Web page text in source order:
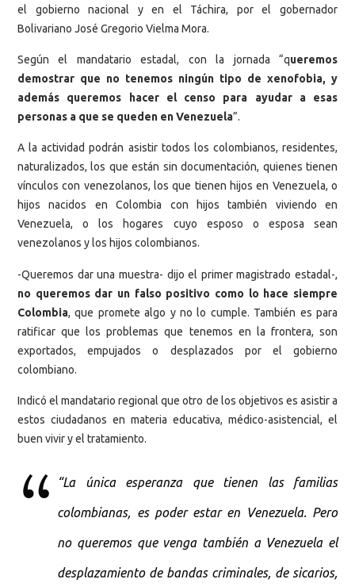
el gobierno nacional y en el Táchira, por el gobernador
Bolivariano José Gregorio Vielma Mora.
Según el mandatario estadal, con la jornada “queremos
demostrar que no tenemos ningún tipo de xenofobia, y
además queremos hacer el censo para ayudar a esas
personas a que se queden en Venezuela”.
A la actividad podrán asistir todos los colombianos, residentes,
naturalizados, los que están sin documentación, quienes tienen
vínculos con venezolanos, los que tienen hijos en Venezuela, o
hijos nacidos en Colombia con hijos también viviendo en
Venezuela, o los hogares cuyo esposo o esposa sean
venezolanos y los hijos colombianos.
-Queremos dar una muestra- dijo el primer magistrado estadal-,
no queremos dar un falso positivo como lo hace siempre
Colombia, que promete algo y no lo cumple. También es para
ratificar que los problemas que tenemos en la frontera, son
exportados, empujados o desplazados por el gobierno
colombiano.
Indicó el mandatario regional que otro de los objetivos es asistir a
estos ciudadanos en materia educativa, médico-asistencial, el
buen vivir y el tratamiento.
“La única esperanza que tienen las familias
colombianas, es poder estar en Venezuela. Pero
no queremos que venga también a Venezuela el
desplazamiento de bandas criminales, de sicarios,